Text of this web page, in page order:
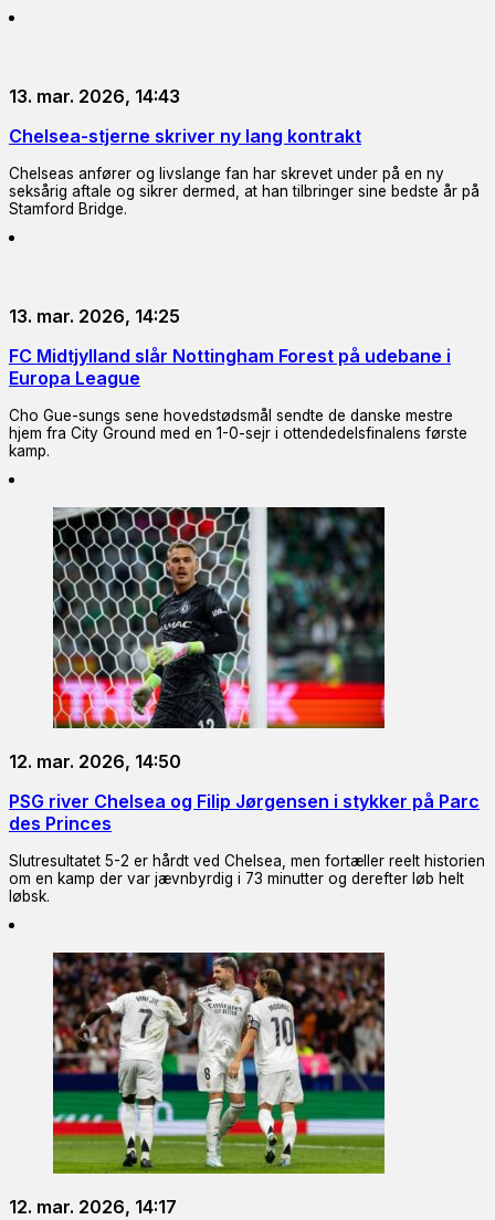
13. mar. 2026, 14:43
Chelsea-stjerne skriver ny lang kontrakt
Chelseas anfører og livslange fan har skrevet under på en ny
seksårig aftale og sikrer dermed, at han tilbringer sine bedste år på
Stamford Bridge.
13. mar. 2026, 14:25
FC Midtjylland slår Nottingham Forest på udebane i
Europa League
Cho Gue-sungs sene hovedstødsmål sendte de danske mestre
hjem fra City Ground med en 1-0-sejr i ottendedelsfinalens første
kamp.
12. mar. 2026, 14:50
PSG river Chelsea og Filip Jørgensen i stykker på Parc
des Princes
Slutresultatet 5-2 er hårdt ved Chelsea, men fortæller reelt historien
om en kamp der var jævnbyrdig i 73 minutter og derefter løb helt
løbsk.
12. mar. 2026, 14:17